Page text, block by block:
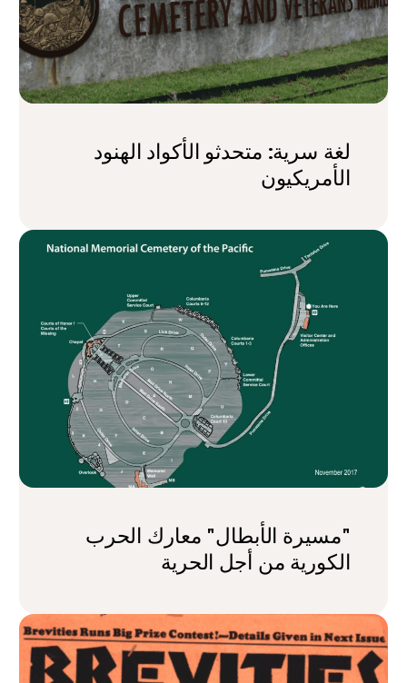
لغة سرية: متحدثو الأكواد الهنود
الأمريكيون
"مسيرة الأبطال" معارك الحرب
الكورية من أجل الحرية